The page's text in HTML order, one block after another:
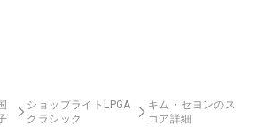
ショップライトLPGA
クラシック
キム・セヨンのス
コア詳細